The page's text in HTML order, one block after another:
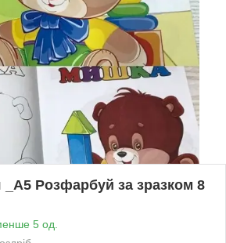
Розфарбуй за зразком 8
5 од.